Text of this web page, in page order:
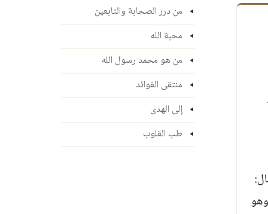
من درر الصحابة والتابعين
محبة الله
من هو محمد رسول الله
منتقى الفوائد
إلى الهدى
طب القلوب